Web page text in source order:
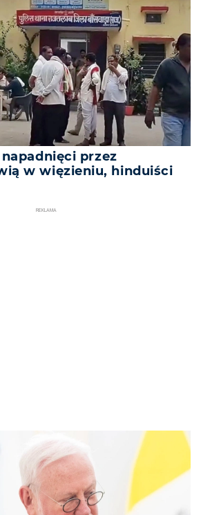
przez
w więzieniu, hinduiści
REKLAMA